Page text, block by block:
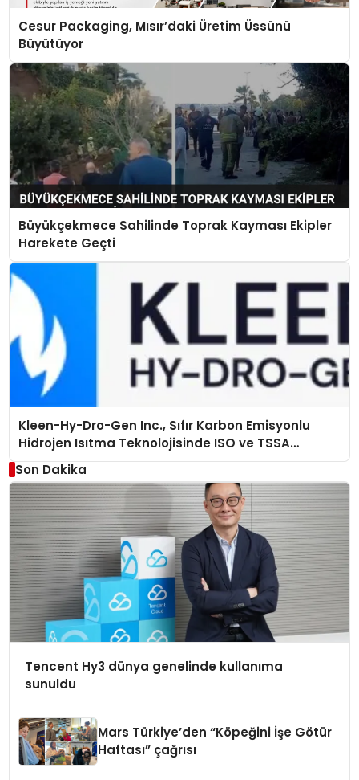
Cesur Packaging, Mısır’daki Üretim Üssünü
Büyütüyor
Büyükçekmece Sahilinde Toprak Kayması Ekipler
Harekete Geçti
Kleen-Hy-Dro-Gen Inc., Sıfır Karbon Emisyonlu
Hidrojen Isıtma Teknolojisinde ISO ve TSSA
Düzenleyici Onaylarını Aldı
Son Dakika
Tencent Hy3 dünya genelinde kullanıma
sunuldu
Mars Türkiye’den “Köpeğini İşe Götür
Haftası” çağrısı